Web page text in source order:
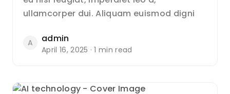
ullamcorper dui. Aliquam euismod digni
A admin
April 16, 2025 · 1 min read